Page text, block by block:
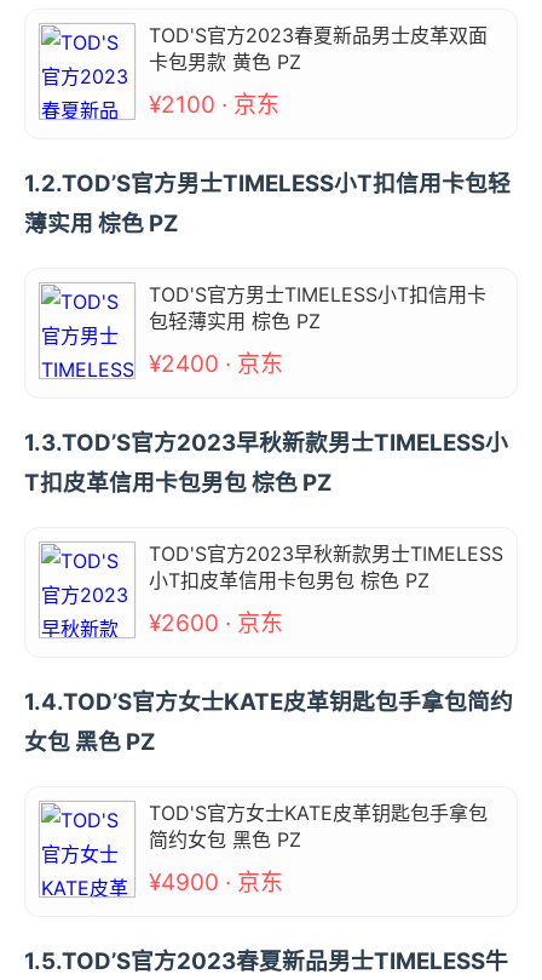
TOD'S官方2023春夏新品男士皮革双面
卡包男款 黄色 PZ
¥2100 · 京东
1.2.TOD’S官方男士TIMELESS小T扣信用卡包轻
薄实用 棕色 PZ
TOD'S官方男士TIMELESS小T扣信用卡
包轻薄实用 棕色 PZ
¥2400 · 京东
1.3.TOD’S官方2023早秋新款男士TIMELESS小
T扣皮革信用卡包男包 棕色 PZ
TOD'S官方2023早秋新款男士TIMELESS
小T扣皮革信用卡包男包 棕色 PZ
¥2600 · 京东
1.4.TOD’S官方女士KATE皮革钥匙包手拿包简约
女包 黑色 PZ
TOD'S官方女士KATE皮革钥匙包手拿包
简约女包 黑色 PZ
¥4900 · 京东
1.5.TOD’S官方2023春夏新品男士TIMELESS牛